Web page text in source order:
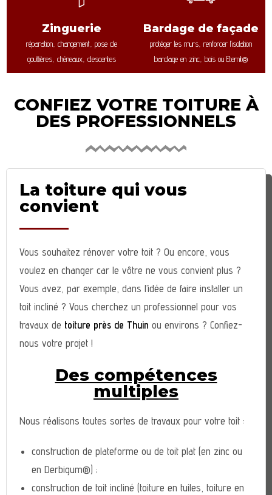
Zinguerie
réparation, changement, pose de
gouttières, chéneaux, descentes
Bardage de façade
protéger les murs, renforcer l’isolation
bardage en zinc, bois ou Eternit®
CONFIEZ VOTRE TOITURE À
DES PROFESSIONNELS
La toiture qui vous
convient
Vous souhaitez rénover votre toit ? Ou encore, vous
voulez en changer car le vôtre ne vous convient plus ?
Vous avez, par exemple, dans l’idée de faire installer un
toit incliné ? Vous cherchez un professionnel pour vos
travaux de toiture près de Thuinou environs ? Confiez-
nous votre projet !
Des compétences
multiples
Nous réalisons toutes sortes de travaux pour votre toit :
construction de plateforme ou de toit plat (en zinc ou
en Derbigum®) ;
construction de toit incliné (toiture en tuiles, toiture en